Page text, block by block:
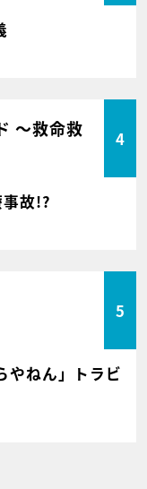
～救命救
4
故!?
5
やねん」トラビ